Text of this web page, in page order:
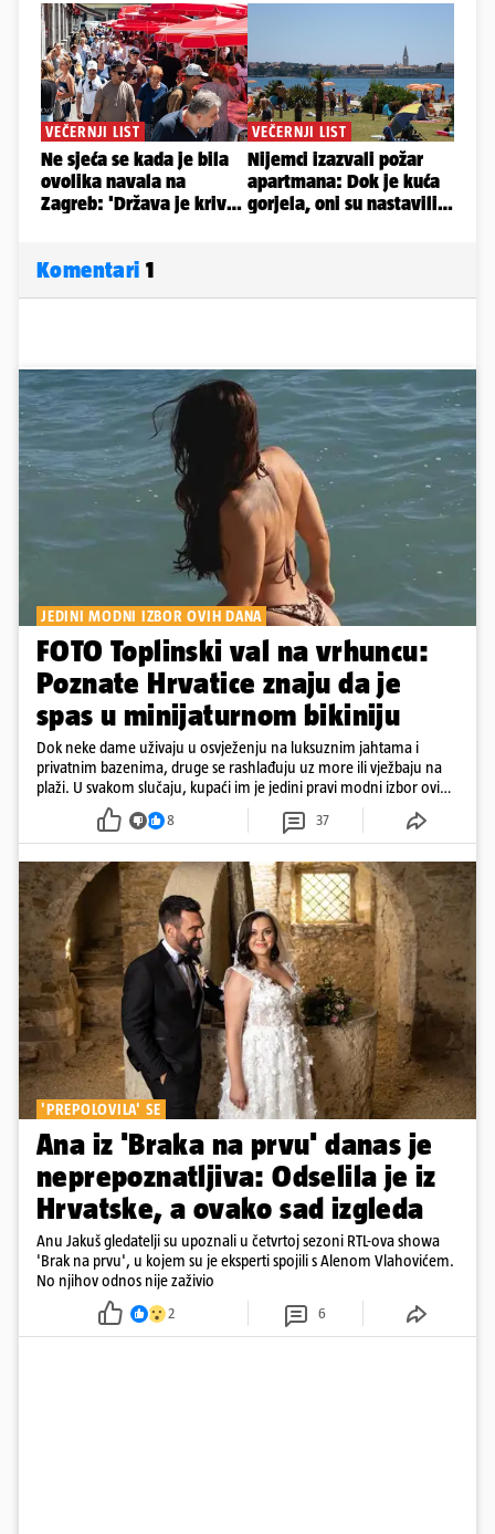
Komentari 1
JEDINI MODNI IZBOR OVIH DANA
FOTO Toplinski val na vrhuncu:
Poznate Hrvatice znaju da je
spas u minijaturnom bikiniju
Dok neke dame uživaju u osvježenju na luksuznim jahtama i
privatnim bazenima, druge se rashlađuju uz more ili vježbaju na
plaži. U svakom slučaju, kupaći im je jedini pravi modni izbor ovih
8 37
'PREPOLOVILA' SE
Ana iz 'Braka na prvu' danas je
neprepoznatljiva: Odselila je iz
Hrvatske, a ovako sad izgleda
Anu Jakuš gledatelji su upoznali u četvrtoj sezoni RTL-ova showa
'Brak na prvu', u kojem su je eksperti spojili s Alenom Vlahovićem.
No njihov odnos nije zaživio
2 6